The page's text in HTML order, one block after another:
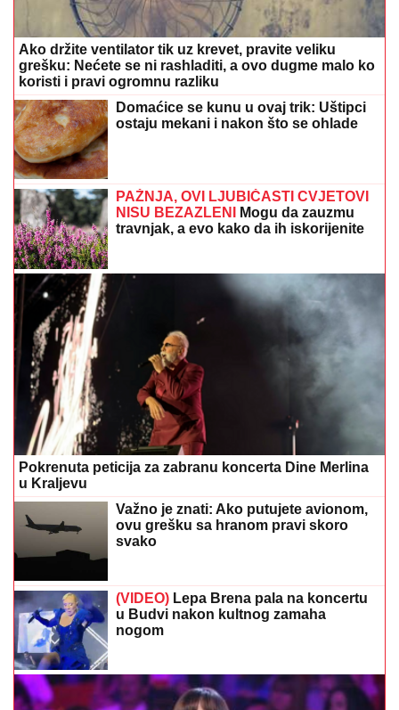
Ako držite ventilator tik uz krevet, pravite veliku
grešku: Nećete se ni rashladiti, a ovo dugme malo ko
koristi i pravi ogromnu razliku
Domaćice se kunu u ovaj trik: Uštipci
ostaju mekani i nakon što se ohlade
PAŽNJA, OVI LJUBIČASTI CVJETOVI
NISU BEZAZLENI
Mogu da zauzmu
travnjak, a evo kako da ih iskorijenite
Pokrenuta peticija za zabranu koncerta Dine Merlina
u Kraljevu
Važno je znati: Ako putujete avionom,
ovu grešku sa hranom pravi skoro
svako
(VIDEO) Lepa Brena pala na koncertu
u Budvi nakon kultnog zamaha
nogom